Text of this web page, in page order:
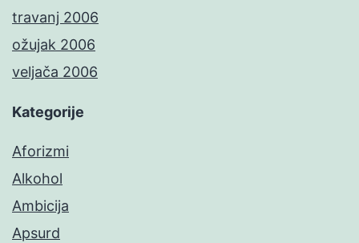
travanj 2006
ožujak 2006
veljača 2006
Kategorije
Aforizmi
Alkohol
Ambicija
Apsurd